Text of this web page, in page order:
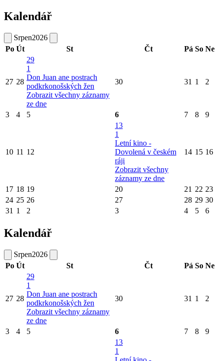
Kalendář
Srpen2026
Po Út St Čt Pá So Ne
27 28
29
1
Don Juan ane postrach
podkrkonošských žen
Zobrazit všechny záznamy
ze dne
30 31 1 2
3 4 5 6 7 8 9
10 11 12
13
1
Letní kino -
Dovolená v českém
ráji
Zobrazit všechny
záznamy ze dne
14 15 16
17 18 19 20 21 22 23
24 25 26 27 28 29 30
31 1 2 3 4 5 6
Kalendář
Srpen2026
Po Út St Čt Pá So Ne
27 28
29
1
Don Juan ane postrach
podkrkonošských žen
Zobrazit všechny záznamy
ze dne
30 31 1 2
3 4 5 6 7 8 9
13
1